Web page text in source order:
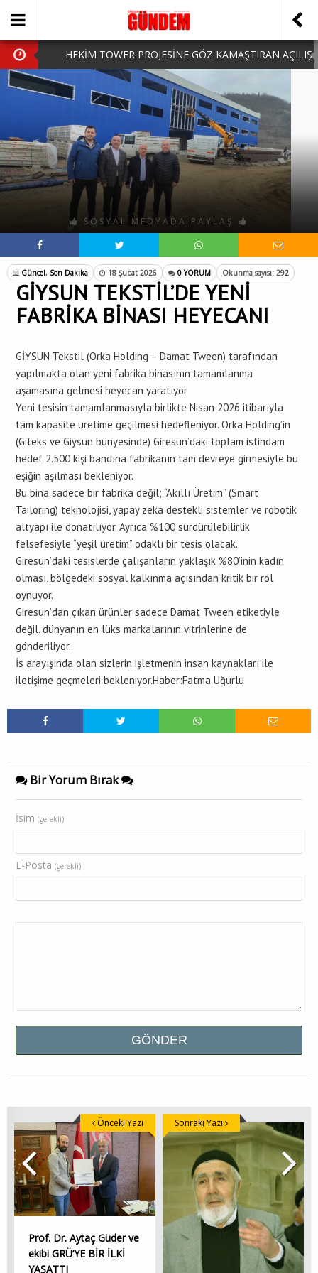
HEKİM TOWER PROJESİNE GÖZ KAMAŞTIRAN AÇILIŞ
AK PARTİ’DE YENİ YÜZLER
iPhone Arka Cam Değişimi ile Cihazınızı Koruyun
Hafta Sonu Şanlıurfa Çıkışlı Turlar Alternatifleri
HARUN CİCİ: VİDEOYU GÖRÜNCE GÖZLERİM DOLDU
SOSYAL MEDYADA PAYLAŞ
Güncel, Son Dakika 18 Şubat 2026 0 YORUM Okunma sayısı: 292
GİYSUN TEKSTİL’DE YENİ
FABRİKA BİNASI HEYECANI
GİYSUN Tekstil (Orka Holding – Damat Tween) tarafından
yapılmakta olan yeni fabrika binasının tamamlanma
aşamasına gelmesi heyecan yaratıyor
Yeni tesisin tamamlanmasıyla birlikte Nisan 2026 itibarıyla
tam kapasite üretime geçilmesi hedefleniyor. Orka Holding’in
(Giteks ve Giysun bünyesinde) Giresun’daki toplam istihdam
hedef 2.500 kişi bandına fabrikanın tam devreye girmesiyle bu
eşiğin aşılması bekleniyor.
Bu bina sadece bir fabrika değil; “Akıllı Üretim” (Smart
Tailoring) teknolojisi, yapay zeka destekli sistemler ve robotik
altyapı ile donatılıyor. Ayrıca %100 sürdürülebilirlik
felsefesiyle “yeşil üretim” odaklı bir tesis olacak.
Giresun’daki tesislerde çalışanların yaklaşık %80’inin kadın
olması, bölgedeki sosyal kalkınma açısından kritik bir rol
oynuyor.
Giresun’dan çıkan ürünler sadece Damat Tween etiketiyle
değil, dünyanın en lüks markalarının vitrinlerine de
gönderiliyor.
İs arayışında olan sizlerin işletmenin insan kaynakları ile
iletişime geçmeleri bekleniyor.Haber:Fatma Uğurlu
Bir Yorum Bırak
İsim (gerekli)
E-Posta (gerekli)
Prof. Dr. Aytaç Güder ve
ekibi GRÜ’YE BİR İLKİ
YAŞATTI
Önceki Yazı Sonraki Yazı